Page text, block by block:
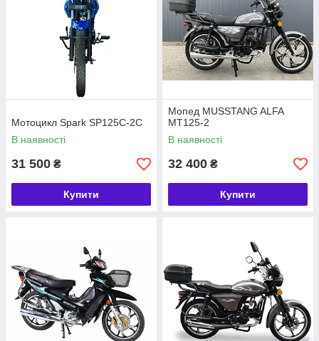
Мотоцикл Spark SP125C-2C
В наявності
31 500 ₴
Купити
Мопед MUSSTANG ALFA
MT125-2
В наявності
32 400 ₴
Купити